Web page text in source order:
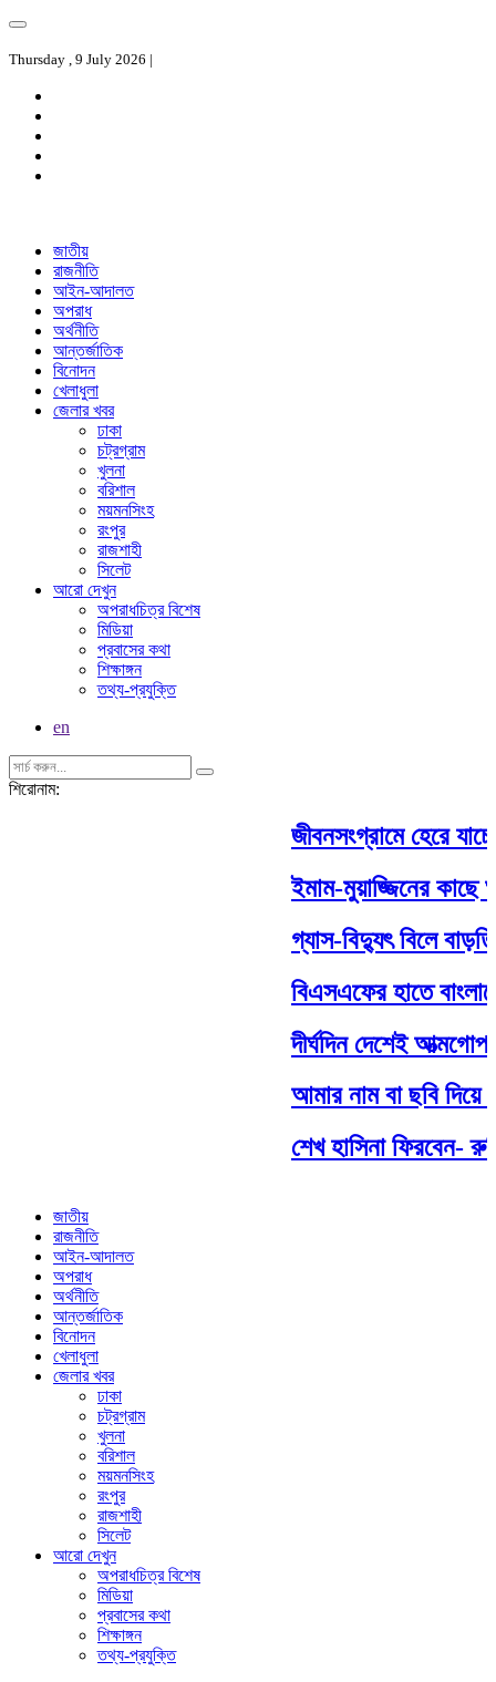
Thursday , 9 July 2026 |
জাতীয়
রাজনীতি
আইন-আদালত
অপরাধ
অর্থনীতি
আন্তর্জাতিক
বিনোদন
খেলাধুলা
জেলার খবর
ঢাকা
চট্রগ্রাম
খুলনা
বরিশাল
ময়মনসিংহ
রংপুর
রাজশাহী
সিলেট
আরো দেখুন
অপরাধচিত্র বিশেষ
মিডিয়া
প্রবাসের কথা
শিক্ষাঙ্গন
তথ্য-প্রযুক্তি
en
শিরোনাম:
জীবনসংগ্রামে হেরে
ইমাম-মুয়াজ্জিনের কাছে
গ্যাস-বিদ্যুৎ বিলে
বিএসএফের হাতে
দীর্ঘদিন দেশেই
আমার নাম বা ছবি দিয়ে
শেখ হাসিনা ফিরবেন-
জাতীয়
রাজনীতি
আইন-আদালত
অপরাধ
অর্থনীতি
আন্তর্জাতিক
বিনোদন
খেলাধুলা
জেলার খবর
ঢাকা
চট্রগ্রাম
খুলনা
বরিশাল
ময়মনসিংহ
রংপুর
রাজশাহী
সিলেট
আরো দেখুন
অপরাধচিত্র বিশেষ
মিডিয়া
প্রবাসের কথা
শিক্ষাঙ্গন
তথ্য-প্রযুক্তি